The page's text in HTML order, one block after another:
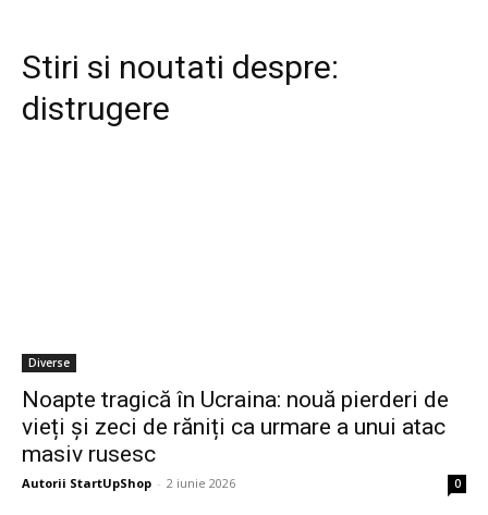
Stiri si noutati despre:
distrugere
Diverse
Noapte tragică în Ucraina: nouă pierderi de
vieți și zeci de răniți ca urmare a unui atac
masiv rusesc
Autorii StartUpShop - 2 iunie 2026 0